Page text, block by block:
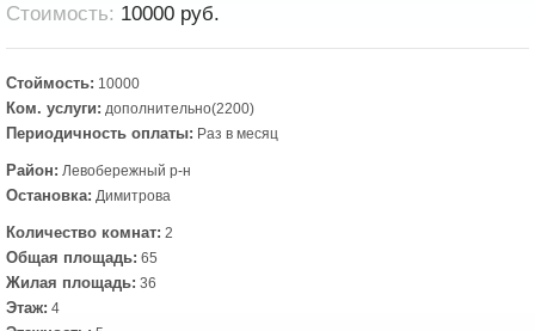
Cтоимость: 10000 руб.
Стоймость: 10000
Ком. услуги: дополнительно(2200)
Периодичность оплаты: Раз в месяц
Район: Левобережный р-н
Остановка: Димитрова
Количество комнат: 2
Общая площадь: 65
Жилая площадь: 36
Этаж: 4